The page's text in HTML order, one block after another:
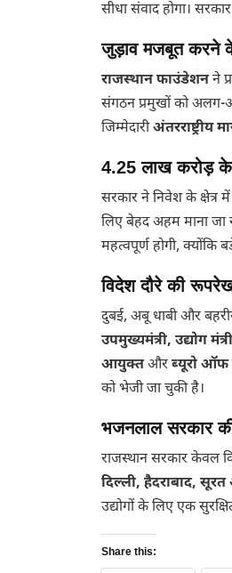
सीधा संवाद होगा।
जुड़ाव मजबूत करने के
राजस्थान फाउंडेशनने
संगठन प्रमुखों को अलग-
जिम्मेदारीअंतरराष्ट्रीय
4.25 लाख करोड़ के
सरकार ने निवेश के
लिए बेहद अहम माना जा
महत्वपूर्ण होगी, क्योंकि
विदेश दौरे की
दुबई, अबू धाबी और
उपमुख्यमंत्री, उद्योग
आयुक्तऔरब्यूरो ऑफ
को भेजी जा चुकी है।
भजनलाल सरकार
राजस्थान सरकार केवल
दिल्ली, हैदराबाद,
उद्योगों के लिए एक
Share this: